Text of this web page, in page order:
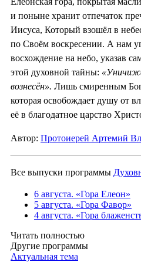
и поныне хранит отпечаток
Иисуса, Который взошёл в
по Своём воскресении. А нам
восхождение на небо, указав
этой духовной тайны:
вознесён». Лишь смиренным
которая освобождает душу от
её в благодатное царство
Автор: Протоиерей Артемий
Все выпуски программы
6 августа. «Гора Елеон»
5 августа. «Гора Фавор»
4 августа. «Гора
Читать полностью
Другие программы
Актуальная тема